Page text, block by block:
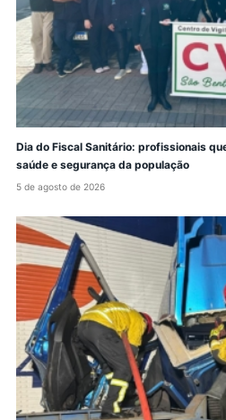
Dia do Fiscal Sanitário: profissionais
saúde e segurança da população
5 de agosto de 2026